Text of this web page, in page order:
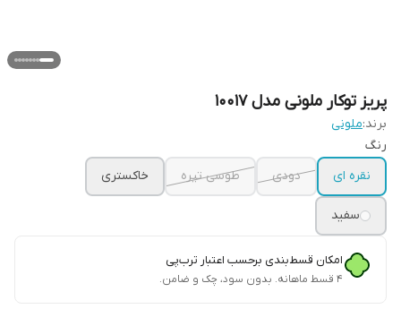
پریز توکار ملونی مدل 10017
برند:ملونی
رنگ
نقره ای
دودی طوسی تیره خاکستری
سفید
امکان قسط‌بندی برحسب اعتبار ترب‌پی
۴ قسط ماهانه. بدون سود، چک و ضامن.